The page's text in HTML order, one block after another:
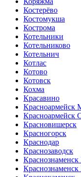
Костерёво
Костомукша
Кострома
Котельники
Котельниково
Котельнич
Котлас
Котово
Котовск
Кохма
Красавино
Красноармейск
Красноармейск
Красновишерск
Красногорск
Краснодар
Краснозаводск
Краснознаменск
Краснознаменск